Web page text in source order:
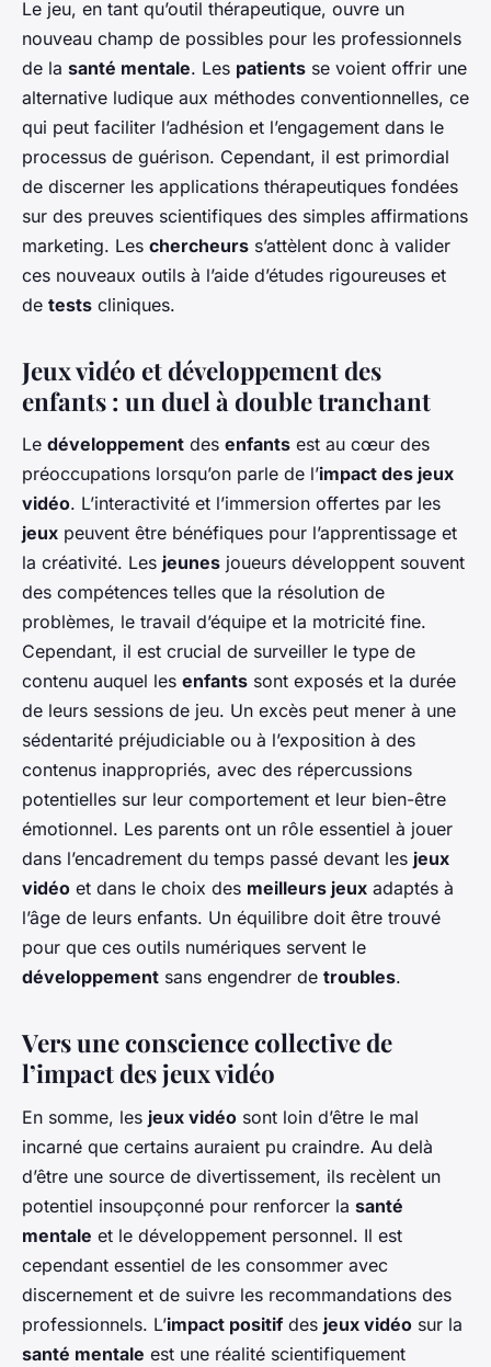
Le jeu, en tant qu’outil thérapeutique, ouvre un
nouveau champ de possibles pour les professionnels
de la santé mentale. Les patients se voient offrir une
alternative ludique aux méthodes conventionnelles, ce
qui peut faciliter l’adhésion et l’engagement dans le
processus de guérison. Cependant, il est primordial
de discerner les applications thérapeutiques fondées
sur des preuves scientifiques des simples affirmations
marketing. Les chercheurs s’attèlent donc à valider
ces nouveaux outils à l’aide d’études rigoureuses et
de tests cliniques.
Jeux vidéo et développement des
enfants : un duel à double tranchant
Le développement des enfants est au cœur des
préoccupations lorsqu’on parle de l’impact des jeux
vidéo. L’interactivité et l’immersion offertes par les
jeux peuvent être bénéfiques pour l’apprentissage et
la créativité. Les jeunes joueurs développent souvent
des compétences telles que la résolution de
problèmes, le travail d’équipe et la motricité fine.
Cependant, il est crucial de surveiller le type de
contenu auquel les enfants sont exposés et la durée
de leurs sessions de jeu. Un excès peut mener à une
sédentarité préjudiciable ou à l’exposition à des
contenus inappropriés, avec des répercussions
potentielles sur leur comportement et leur bien-être
émotionnel. Les parents ont un rôle essentiel à jouer
dans l’encadrement du temps passé devant les jeux
vidéo et dans le choix des meilleurs jeux adaptés à
l’âge de leurs enfants. Un équilibre doit être trouvé
pour que ces outils numériques servent le
développement sans engendrer de troubles.
Vers une conscience collective de
l’impact des jeux vidéo
En somme, les jeux vidéo sont loin d’être le mal
incarné que certains auraient pu craindre. Au delà
d’être une source de divertissement, ils recèlent un
potentiel insoupçonné pour renforcer la santé
mentale et le développement personnel. Il est
cependant essentiel de les consommer avec
discernement et de suivre les recommandations des
professionnels. L’impact positif des jeux vidéo sur la
santé mentale est une réalité scientifiquement